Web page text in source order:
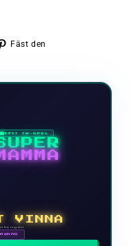
Fäst den
NYTT TV-SPEL
VINNA